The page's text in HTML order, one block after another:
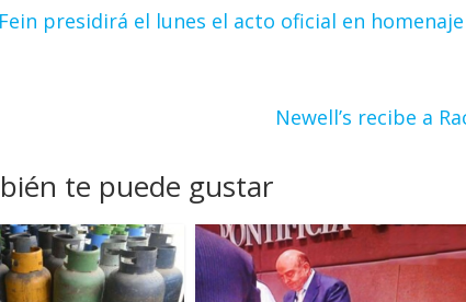
presidirá el lunes el acto oficial en
Newell’s recibe a
te puede gustar